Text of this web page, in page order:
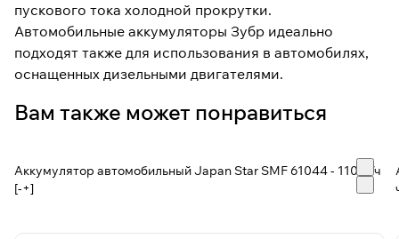
пускового тока холодной прокрутки.
Автомобильные аккумуляторы Зубр идеально
подходят также для использования в автомобилях,
оснащенных дизельными двигателями.
Вам также может понравиться
Аккумулятор автомобильный Japan Star SMF 61044 - 110 А/ч
[-+]